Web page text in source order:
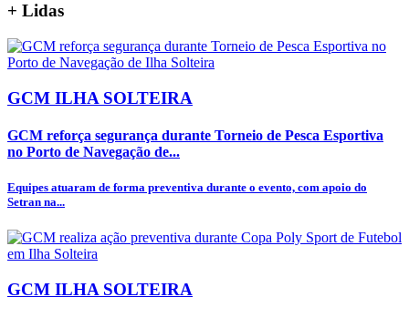
+ Lidas
GCM ILHA SOLTEIRA
GCM reforça segurança durante Torneio de Pesca Esportiva
no Porto de Navegação de...
Equipes atuaram de forma preventiva durante o evento, com apoio do
Setran na...
GCM ILHA SOLTEIRA